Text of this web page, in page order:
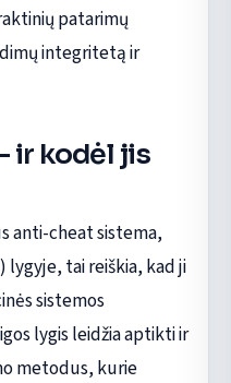
patarimų
integritetą ir
ir kodėl jis
anti-cheat sistema,
tai reiškia, kad ji
sistemos
lygis leidžia aptikti ir
metodus, kurie